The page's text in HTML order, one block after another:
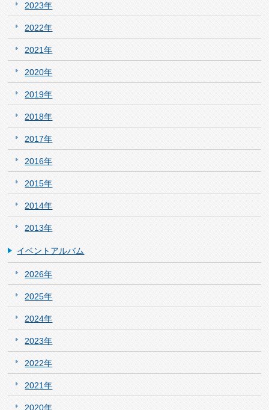
2023年
2022年
2021年
2020年
2019年
2018年
2017年
2016年
2015年
2014年
2013年
イベントアルバム
2026年
2025年
2024年
2023年
2022年
2021年
2020年